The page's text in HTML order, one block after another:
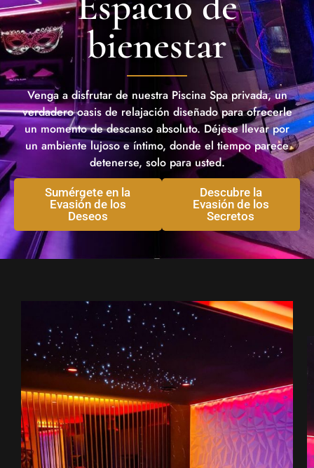
bienestar
Venga a disfrutar de nuestra Piscina Spa privada, un
verdadero oasis de relajación diseñado para ofrecerle
un momento de descanso absoluto. Déjese llevar por
un ambiente lujoso e íntimo, donde el tiempo parece
detenerse, solo para usted.
Sumérgete en la
Evasión de los
Deseos
Descubre la
Evasión de los
Secretos